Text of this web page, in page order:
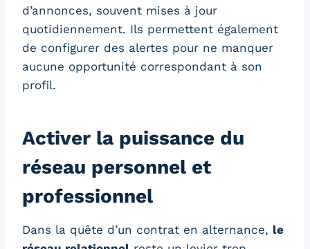
d’annonces, souvent mises à jour
quotidiennement. Ils permettent également
de configurer des alertes pour ne manquer
aucune opportunité correspondant à son
profil.
Activer la puissance du
réseau personnel et
professionnel
Dans la quête d’un contrat en alternance, le